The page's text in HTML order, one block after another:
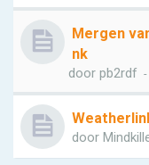
Mergen
nk
door pb2rdf
door